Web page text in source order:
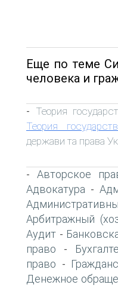
Еще по теме
человека и
- Теория
Теория
держави та права
-Авторское
Адвокатура -
Арбитражный
Аудит -
право -
право -
Денежное